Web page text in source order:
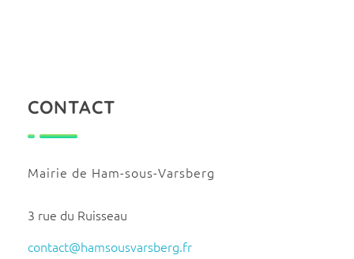
CONTACT
Mairie de Ham-sous-Varsberg
3 rue du Ruisseau
contact@hamsousvarsberg.fr